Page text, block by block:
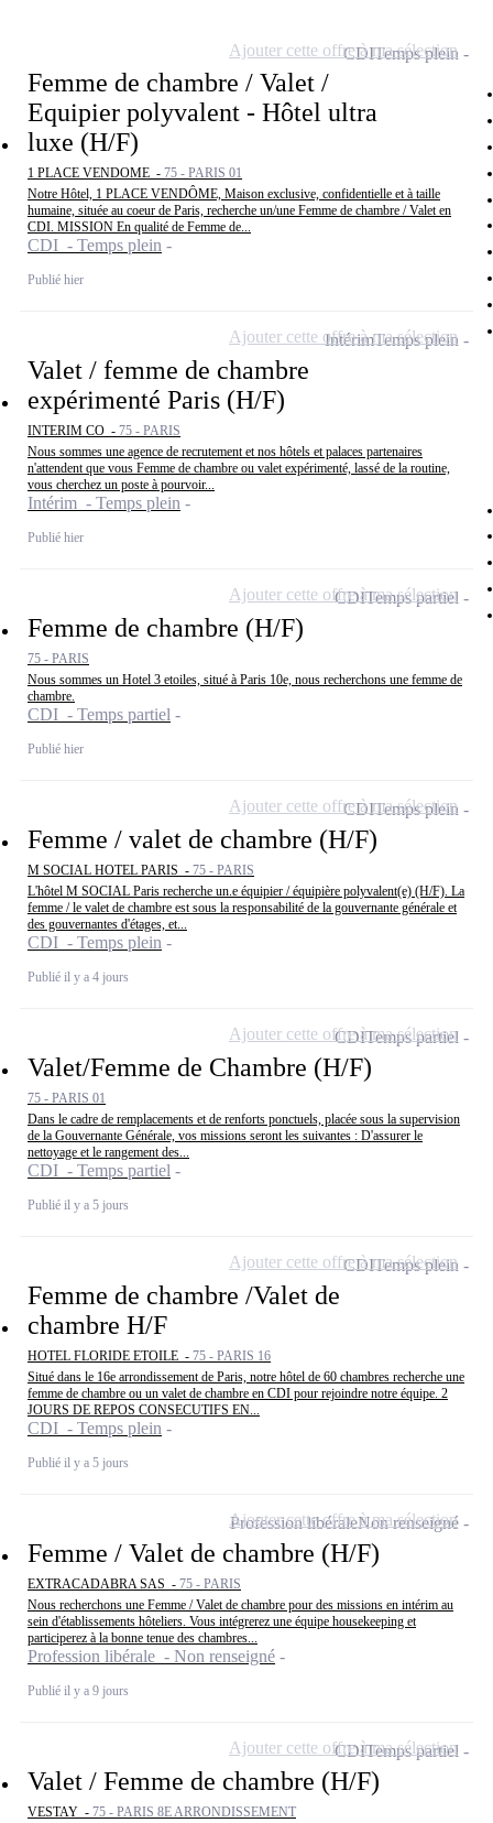
Femme de chambre / Valet /
Equipier polyvalent - Hôtel ultra
luxe (H/F)
1 PLACE VENDOME - 75 - PARIS 01
Notre Hôtel, 1 PLACE VENDÔME, Maison exclusive, confidentielle et à taille
humaine, située au coeur de Paris, recherche un/une Femme de chambre / Valet en
CDI. MISSION En qualité de Femme de...
CDI - Temps plein
Publié hier
CDITemps plein
Ajouter cette offre à ma sélection
Valet / femme de chambre
expérimenté Paris (H/F)
INTERIM CO - 75 - PARIS
Nous sommes une agence de recrutement et nos hôtels et palaces partenaires
n'attendent que vous Femme de chambre ou valet expérimenté, lassé de la routine,
vous cherchez un poste à pourvoir...
Intérim - Temps plein
Publié hier
IntérimTemps plein
Ajouter cette offre à ma sélection
Femme de chambre (H/F)
75 - PARIS
Nous sommes un Hotel 3 etoiles, situé à Paris 10e, nous recherchons une femme de
chambre.
CDI - Temps partiel
Publié hier
CDITemps partiel
Ajouter cette offre à ma sélection
Femme / valet de chambre (H/F)
M SOCIAL HOTEL PARIS - 75 - PARIS
L'hôtel M SOCIAL Paris recherche un.e équipier / équipière polyvalent(e) (H/F). La
femme / le valet de chambre est sous la responsabilité de la gouvernante générale et
des gouvernantes d'étages, et...
CDI - Temps plein
Publié il y a 4 jours
CDITemps plein
Ajouter cette offre à ma sélection
Valet/Femme de Chambre (H/F)
75 - PARIS 01
Dans le cadre de remplacements et de renforts ponctuels, placée sous la supervision
de la Gouvernante Générale, vos missions seront les suivantes : D'assurer le
nettoyage et le rangement des...
CDI - Temps partiel
Publié il y a 5 jours
CDITemps partiel
Ajouter cette offre à ma sélection
Femme de chambre /Valet de
chambre H/F
HOTEL FLORIDE ETOILE - 75 - PARIS 16
Situé dans le 16e arrondissement de Paris, notre hôtel de 60 chambres recherche une
femme de chambre ou un valet de chambre en CDI pour rejoindre notre équipe. 2
JOURS DE REPOS CONSECUTIFS EN...
CDI - Temps plein
Publié il y a 5 jours
CDITemps plein
Ajouter cette offre à ma sélection
Femme / Valet de chambre (H/F)
EXTRACADABRA SAS - 75 - PARIS
Nous recherchons une Femme / Valet de chambre pour des missions en intérim au
sein d'établissements hôteliers. Vous intégrerez une équipe housekeeping et
participerez à la bonne tenue des chambres...
Profession libérale - Non renseigné
Publié il y a 9 jours
Profession libéraleNon renseigné
Ajouter cette offre à ma sélection
Valet / Femme de chambre (H/F)
VESTAY - 75 - PARIS 8E ARRONDISSEMENT
CDITemps partiel
Ajouter cette offre à ma sélection